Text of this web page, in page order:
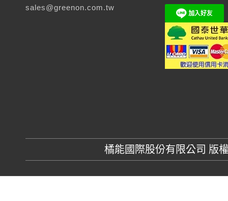
sales@greenon.com.tw
橘能國際股份有限公司 版